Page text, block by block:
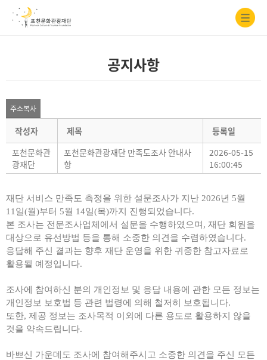
공지사항
주소복사
작성자 제목
등록일
포천문화관
광재단
포천문화관광재단 만족도조사 안내사
항
2026-05-15
16:00:45
재단 서비스 만족도 측정을 위한 설문조사가 지난 2026년 5월
11 일(월)부터 5월 14일(목)까지 진행되었습니다.
본 조사는 전문조사업체에서 설문을 수행하였으며 , 재단 회원을
대상으로 유선방법 등을 통해 소중한 의견을 수렴하였습니다.
응답해 주신 결과는 향후 재단 운영을 위한 귀중한 참고자료로
활용될 예정입니다.
조사에 참여하신 분의 개인정보 및 응답 내용에 관한 모든 정보는
개인정보 보호법 등 관련 법령에 의해 철저히 보호됩니다.
또한, 제공 정보는 조사목적 이외에 다른 용도로 활용하지 않을
것을 약속드립니다.
바쁘신 가운데도 조사에 참여해주시고 소중한 의견을 주신 모든